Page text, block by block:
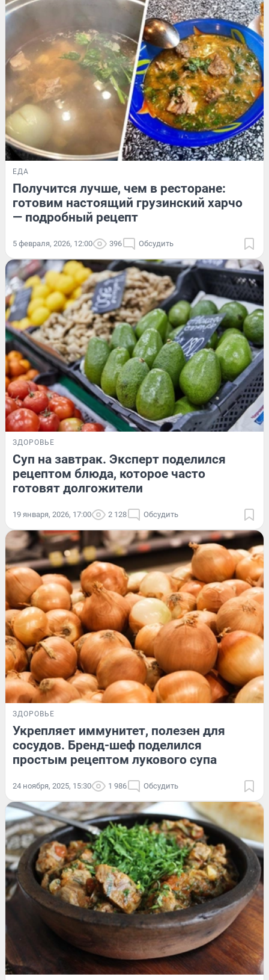
ЕДА
Получится лучше, чем в ресторане:
готовим настоящий грузинский харчо
— подробный рецепт
5 февраля, 2026, 12:00 396 Обсудить
ЗДОРОВЬЕ
Суп на завтрак. Эксперт поделился
рецептом блюда, которое часто
готовят долгожители
19 января, 2026, 17:00 2 128 Обсудить
ЗДОРОВЬЕ
Укрепляет иммунитет, полезен для
сосудов. Бренд-шеф поделился
простым рецептом лукового супа
24 ноября, 2025, 15:30 1 986 Обсудить